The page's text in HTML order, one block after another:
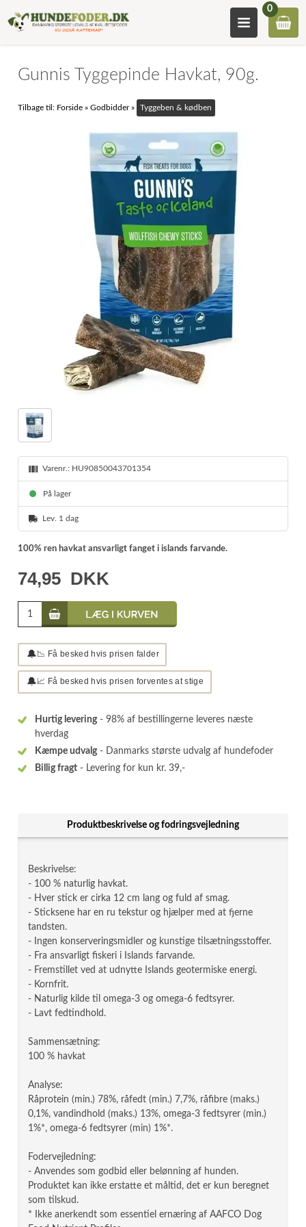
0
Gunnis Tyggepinde Havkat, 90g.
Tilbage til: Forside »Godbidder» Tyggeben & kødben
Varenr.: HU90850043701354
På lager
Lev. 1 dag
100% ren havkat ansvarligt fanget i islands farvande.
74,95 DKK
🔔📉 Få besked hvis prisen falder
🔔📈 Få besked hvis prisen forventes at stige
Hurtig levering- 98% af bestillingerne leveres næste
hverdag
Kæmpe udvalg- Danmarks største udvalg af hundefoder
Billig fragt - Levering for kun kr. 39,-
Produktbeskrivelse og fodringsvejledning
Beskrivelse:
- 100 % naturlig havkat.
- Hver stick er cirka 12 cm lang og fuld af smag.
- Sticksene har en ru tekstur og hjælper med at fjerne
tandsten.
- Ingen konserveringsmidler og kunstige tilsætningsstoffer.
- Fra ansvarligt fiskeri i Islands farvande.
- Fremstillet ved at udnytte Islands geotermiske energi.
- Kornfrit.
- Naturlig kilde til omega-3 og omega-6 fedtsyrer.
- Lavt fedtindhold.
Sammensætning:
100 % havkat
Analyse:
Råprotein (min.) 78%, råfedt (min.) 7,7%, råfibre (maks.)
0,1%, vandindhold (maks.) 13%, omega-3 fedtsyrer (min.)
1%*, omega-6 fedtsyrer (min) 1%*.
Fodervejledning:
- Anvendes som godbid eller belønning af hunden.
Produktet kan ikke erstatte et måltid, det er kun beregnet
som tilskud.
* Ikke anerkendt som essentiel ernæring af AAFCO Dog